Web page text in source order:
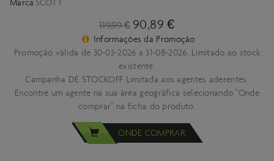
Marca SCOTT
119,99 € 90,89 €
Informações da Promoção
Promoção válida de 30-03-2026 a 31-08-2026. Limitado ao stock
existente.
Campanha DE STOCKOFF Limitada aos agentes aderentes.
Encontre um agente na sua área geográfica selecionando "Onde
comprar" na ficha do produto.
ONDE COMPRAR